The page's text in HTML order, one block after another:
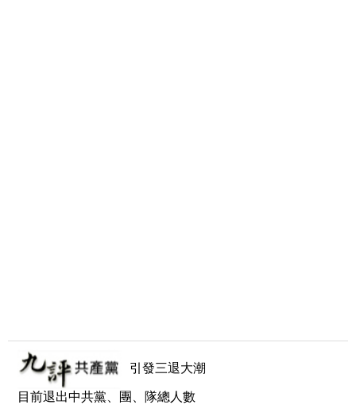
引發三退大潮
目前退出中共黨、團、隊總人數